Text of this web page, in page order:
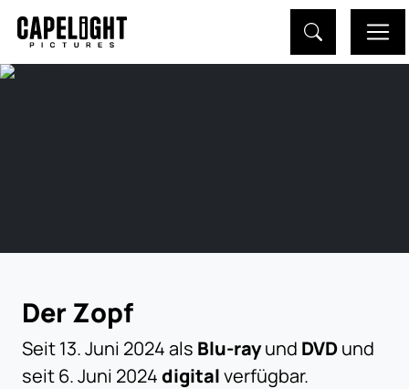
Der Zopf
Seit 13. Juni 2024 als Blu-rayund DVDund
seit 6. Juni 2024digitalverfügbar.